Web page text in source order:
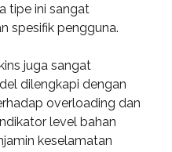
tipe ini sangat
spesifik pengguna.
juga sangat
dilengkapi dengan
overloading dan
level bahan
keselamatan